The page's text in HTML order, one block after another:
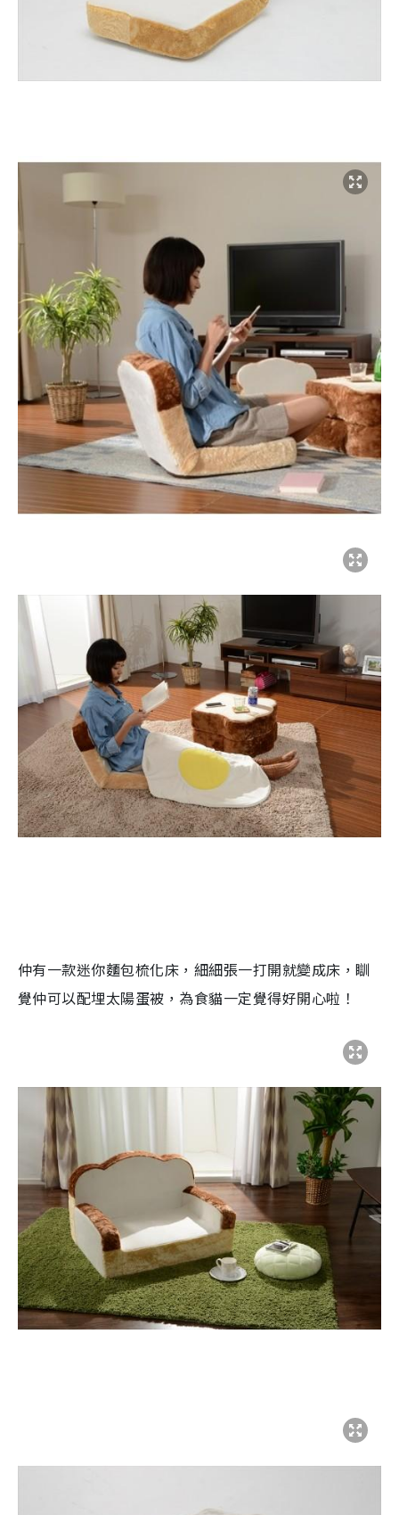
仲有一款迷你麵包梳化床，細細張一打開就變成床，瞓
覺仲可以配埋太陽蛋被，為食貓一定覺得好開心啦！